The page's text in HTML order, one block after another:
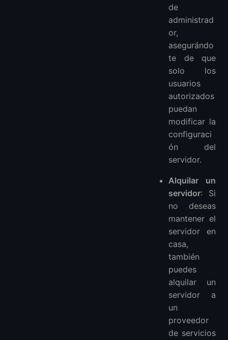
de
administrad
or,
asegurándo
te de que
solo los
usuarios
autorizados
puedan
modificar la
configuraci
ón del
servidor.
Alquilar un
servidor: Si
no deseas
mantener el
servidor en
casa,
también
puedes
alquilar un
servidor a
un
proveedor
de servicios